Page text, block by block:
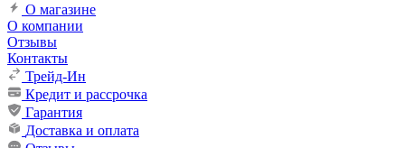
О магазине
О компании
Отзывы
Контакты
Трейд-Ин
Кредит и рассрочка
Гарантия
Доставка и оплата